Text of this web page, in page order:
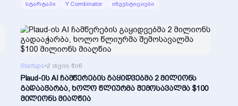
სტარტაპი Y Combinator ინვესტიციები
Startups•2 თვის წინ
Plaud-ის AI ჩამწერების გაყიდვებმა 2 მილიონს
გადააჭარბა, ხოლო წლიურმა შემოსავალმა $100
მილიონს მიაღწია